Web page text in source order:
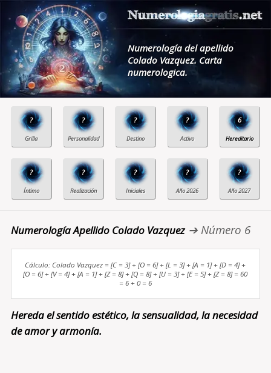
Numerología del apellido
Colado Vazquez. Carta
numerologica.
? ? ? ? 6
? ? ? ? ?
Numerología Apellido Colado Vazquez➔ Número 6
Cálculo: Colado Vazquez = [C = 3] + [O = 6] + [L = 3] + [A = 1] + [D = 4] +
[O = 6] + [V = 4] + [A = 1] + [Z = 8] + [Q = 8] + [U = 3] + [E = 5] + [Z = 8] = 60
= 6 + 0 = 6
Hereda el sentido estético, la sensualidad, la necesidad
de amor y armonía.